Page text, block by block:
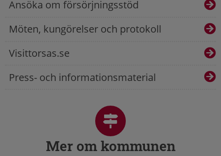
Ansöka om försörjningsstöd
Möten, kungörelser och protokoll
Visittorsas.se
Press- och informationsmaterial
Mer om kommunen